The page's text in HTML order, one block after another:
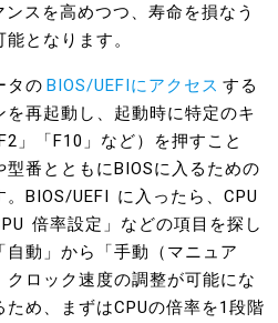
スを高めつつ、寿命を損なう
となります。
タの BIOS/UEFIにアクセス する
再起動し、起動時に特定のキ
」「F10」など）を押すこと
番とともにBIOSに入るための
BIOS/UEFI に入ったら、CPU
倍率設定」などの項目を探し
自動」から「手動（マニュア
ロック速度の調整が可能にな
め、まずはCPUの倍率を1段階